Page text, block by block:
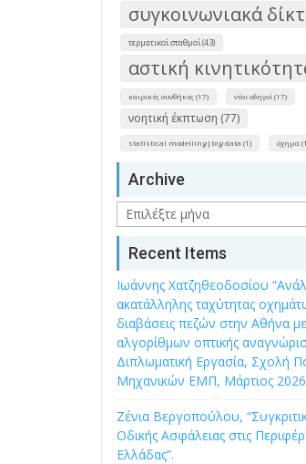
συγκοινωνιακά
τερματικοί σταθμοί (43)
αστική
καιρικές συνθήκες (17) νέοι οδηγοί (17)
νοητική έκπτωση (77)
statistical modelling|big data (1) όχημα
Archive
Archive
Recent Items
Ιωάννης Χατζηθεοδοσίου
ακατάλληλης ταχύτητας
διαβάσεις πεζών στην Αθήνα
αλγορίθμων οπτικής
Διπλωματική Εργασία, Σχολή
Μηχανικών ΕΜΠ, Μάρτιος
Ζένια Βεργοπούλου,
Οδικής Ασφάλειας στις
Ελλάδας”.